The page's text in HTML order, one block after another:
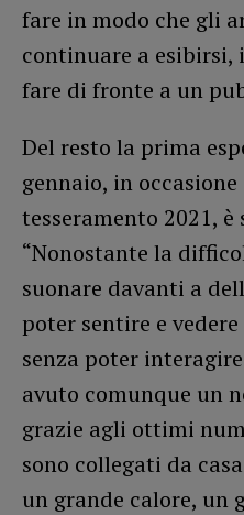
fare in modo che gli
continuare a esibirsi,
fare di fronte a un
Del resto la prima
gennaio, in
tesseramento 2021,
“Nonostante la
suonare davanti a
poter sentire e
senza poter
avuto comunque un
grazie agli ottimi
sono collegati da
un grande calore, un